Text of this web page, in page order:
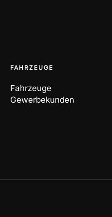
FAHRZEUGE
Fahrzeuge
Gewerbekunden